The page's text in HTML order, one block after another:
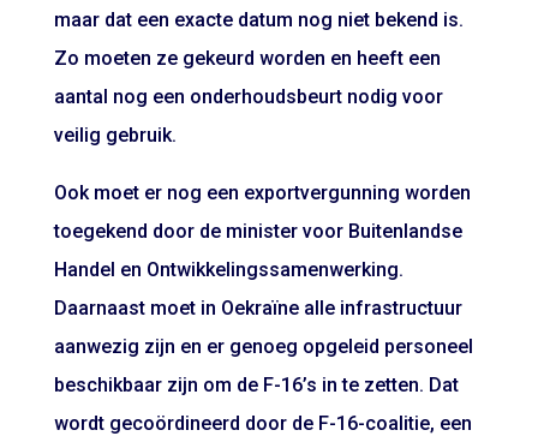
maar dat een exacte datum nog niet bekend is.
Zo moeten ze gekeurd worden en heeft een
aantal nog een onderhoudsbeurt nodig voor
veilig gebruik.
Ook moet er nog een exportvergunning worden
toegekend door de minister voor Buitenlandse
Handel en Ontwikkelingssamenwerking.
Daarnaast moet in Oekraïne alle infrastructuur
aanwezig zijn en er genoeg opgeleid personeel
beschikbaar zijn om de F-16’s in te zetten. Dat
wordt gecoördineerd door de F-16-coalitie, een